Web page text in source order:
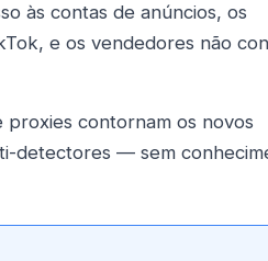
às contas de anúncios, os
e os vendedores não
proxies contornam os novos
detectores — sem